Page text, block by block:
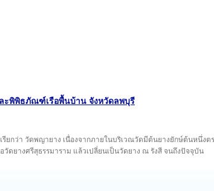
ะพิพิธภัณฑ์เรือพื้นบ้าน จังหวัดลพบุรี
ยกว่า วัดพญายาง เนื่องจากภายในบริเวณวัดมีต้นยางยักษ์ต้นหนึ่งต
ดยางศรีสุธรรมาราม แล้วเปลี่ยนเป็นวัดยาง ณ รังสี จนถึงปัจจุบัน